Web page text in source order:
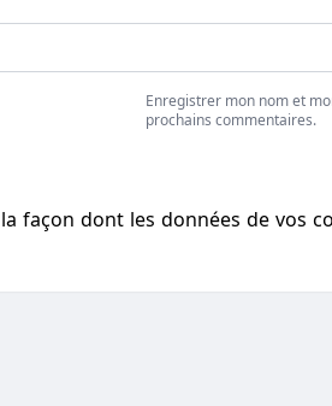
Enregistrer mon nom et
prochains commentaires.
façon dont les données de vos